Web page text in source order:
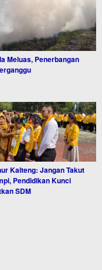
Meluas, Penerbangan
Kalteng: Jangan Takut
Pendidikan Kunci
SDM